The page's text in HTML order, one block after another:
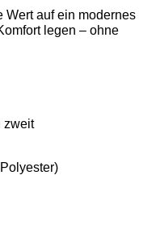
Wert auf ein modernes
legen – ohne
zweit